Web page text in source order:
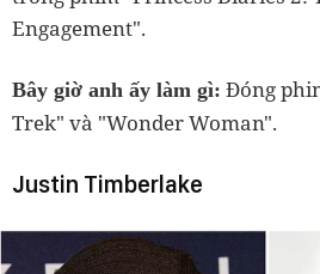
Engagement".
Bây giờ anh ấy làm gì: Đóng
Trek" và "Wonder Woman".
Justin Timberlake